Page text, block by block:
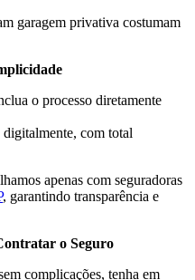
garagem privativa costumam
o processo diretamente
digitalmente, com total
apenas com seguradoras
, garantindo transparência e
o Seguro
complicações, tenha em